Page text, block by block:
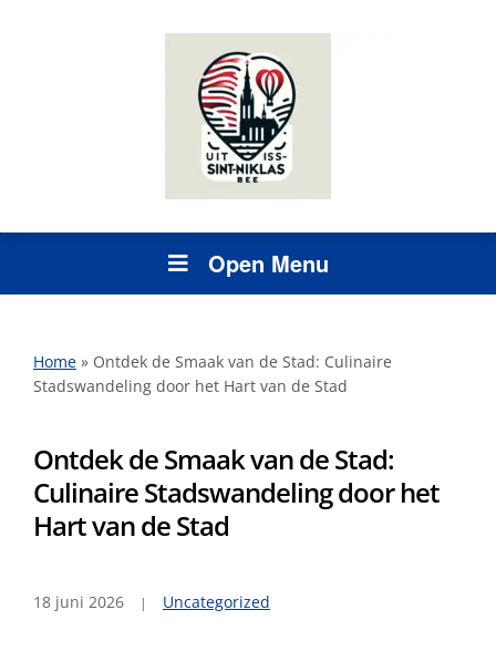
Open Menu
Home » Ontdek de Smaak van de Stad: Culinaire
Stadswandeling door het Hart van de Stad
Ontdek de Smaak van de Stad:
Culinaire Stadswandeling door het
Hart van de Stad
18 juni 2026 Uncategorized